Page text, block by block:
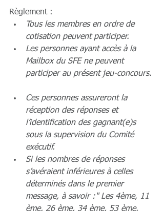
Règlement :
Tous les membres en ordre de
cotisation peuvent participer.
Les personnes ayant accès à la
Mailbox du SFE ne peuvent
participer au présent jeu-concours.
Ces personnes assureront la
réception des réponses et
l’identification des gagnant(e)s
sous la supervision du Comité
exécutif.
Si les nombres de réponses
s’avéraient inférieures à celles
déterminés dans le premier
message, à savoir :" Les 4ème, 11
ème, 26 ème, 34 ème, 53 ème,